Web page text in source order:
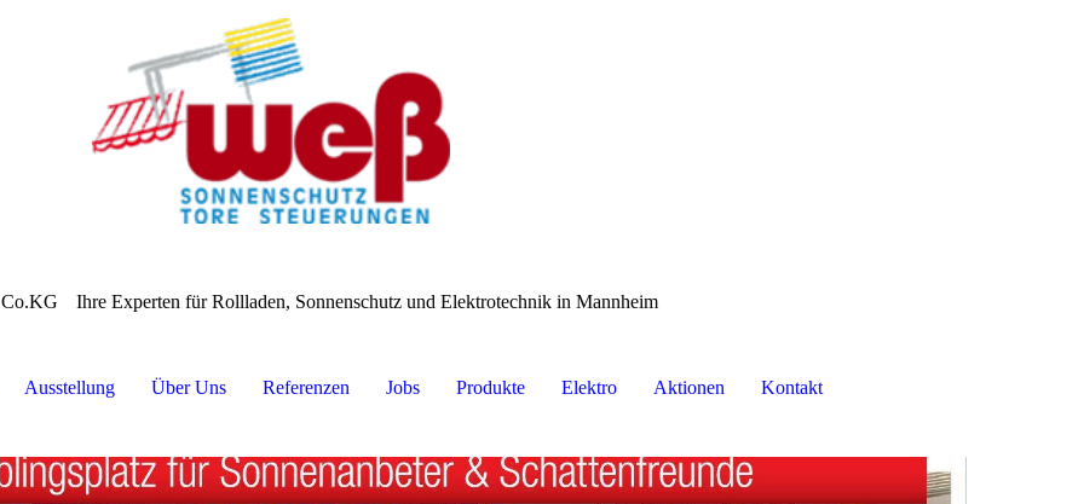
Ihre Experten für Rollladen, Sonnenschutz und Elektrotechnik in Mannheim
Ausstellung Über Uns Referenzen Jobs Produkte Elektro Aktionen Kontakt